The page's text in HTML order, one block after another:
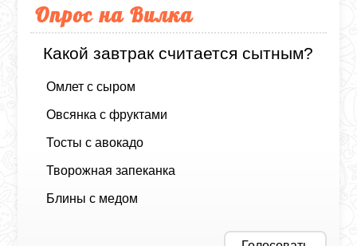
Опрос на Вилка
Какой завтрак считается сытным?
Омлет с сыром
Овсянка с фруктами
Тосты с авокадо
Творожная запеканка
Блины с медом